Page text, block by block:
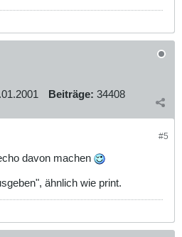
Beiträge: 34408
#5
davon machen
ähnlich wie print.